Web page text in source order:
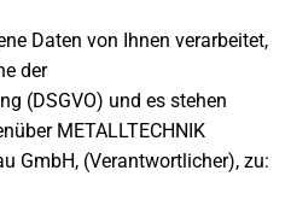
Daten von Ihnen verarbeitet,
der
(DSGVO) und es stehen
METALLTECHNIK
GmbH, (Verantwortlicher), zu: